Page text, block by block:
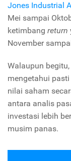
Jones Industrial
Mei sampai
ketimbang return
November
Walaupun
mengetahui
nilai saham
antara analis
investasi lebih
musim panas.